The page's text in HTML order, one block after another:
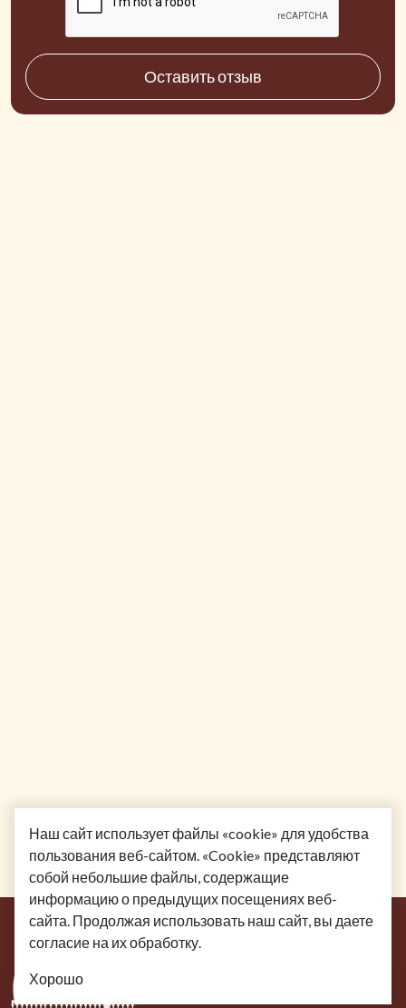
Оставить отзыв
Наш сайт использует файлы «cookie» для удобства
пользования веб-сайтом. «Cookie» представляют
собой небольшие файлы, содержащие
информацию о предыдущих посещениях веб-
сайта. Продолжая использовать наш сайт, вы даете
согласие на их обработку.
Хорошо